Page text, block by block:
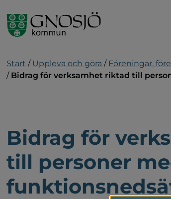
Start / Uppleva och göra / Föreningar,
/ Bidrag för verksamhet riktad till
Bidrag för
till personer